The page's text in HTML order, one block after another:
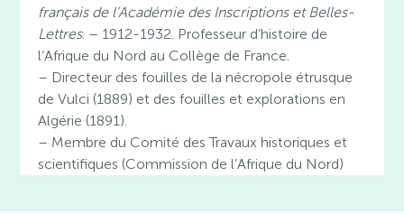
français de l’Académie des Inscriptions et Belles-
Lettres. – 1912-1932. Professeur d’histoire de
l’Afrique du Nord au Collège de France.
– Directeur des fouilles de la nécropole étrusque
de Vulci (1889) et des fouilles et explorations en
Algérie (1891).
– Membre du Comité des Travaux historiques et
scientifiques (Commission de l’Afrique du Nord)